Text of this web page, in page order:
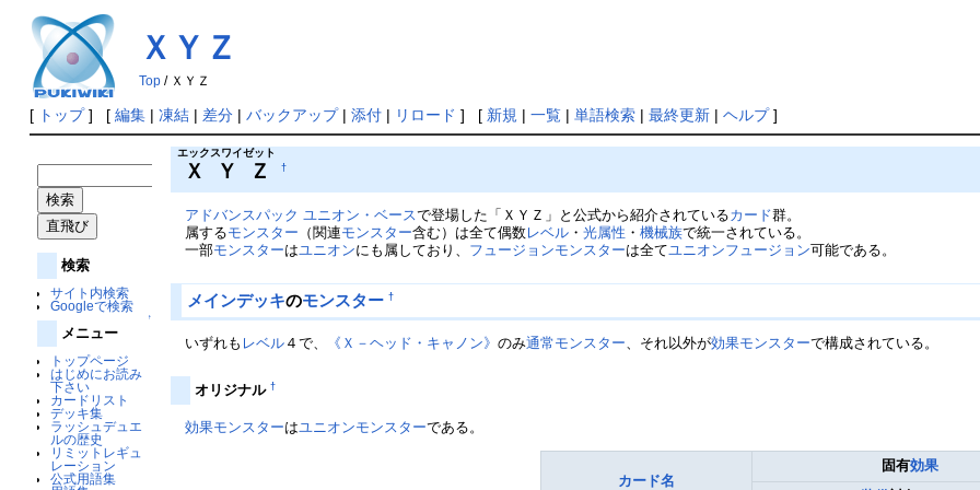
ＸＹＺ
Top/ ＸＹＺ
[ トップ] [ 編集| 凍結| 差分| バックアップ| 添付| リロード ] [ 新規 | 一覧| 単語検索| 最終更新| ヘルプ]
検索
サイト内検索
Googleで検索
↑
メニュー
トップページ
はじめにお読み
下さい
カードリスト
デッキ集
ラッシュデュエ
ルの歴史
リミットレギュ
レーション
公式用語集
ＸＹＺ
エックスワイゼット
†
アドバンスパック ユニオン・ベースで登場した「ＸＹＺ」と公式から紹介されているカード群。
属するモンスター （関連モンスター含む）は全て偶数レベル ・光属性 ・機械族で統一されている。
一部モンスターはユニオンにも属しており、 フュージョンモンスターは全てユニオンフュージョン可能である。
メインデッキのモンスター †
いずれも レベル ４で、 《Ｘ－ヘッド・キャノン》のみ通常モンスター、それ以外が効果モンスターで構成されている。
オリジナル†
効果モンスターはユニオンモンスターである。
カード名
固有効果